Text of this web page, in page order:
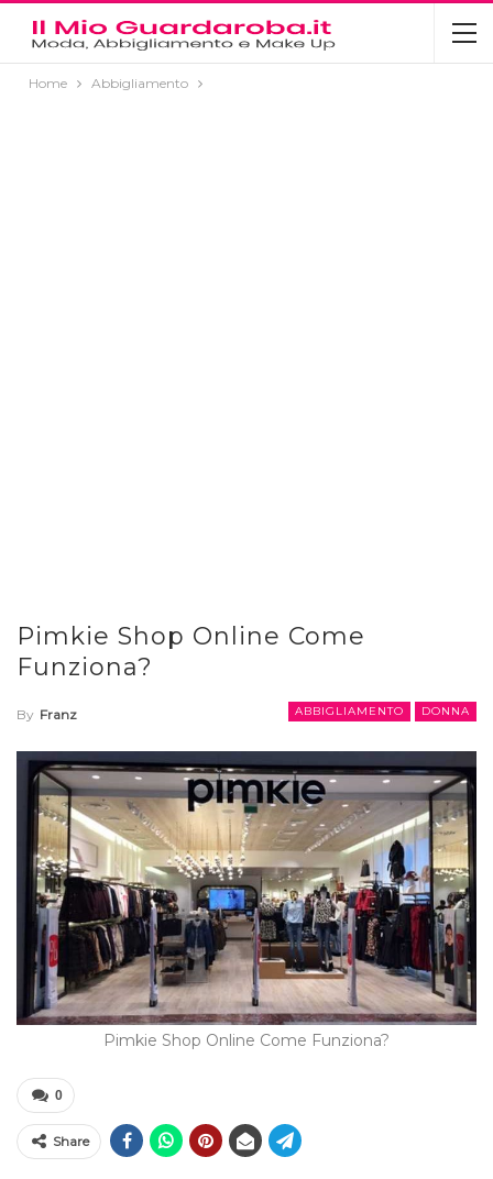
Home Abbigliamento
Pimkie Shop Online Come
Funziona?
ABBIGLIAMENTO DONNA
By Franz
Pimkie Shop Online Come Funziona?
0
Share